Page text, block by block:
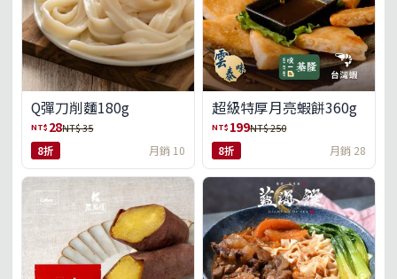
Q彈刀削麵180g
NT$ 28NT$ 35
8折 月銷 10
超級特厚月亮蝦餅360g
NT$ 199NT$ 250
8折 月銷 28